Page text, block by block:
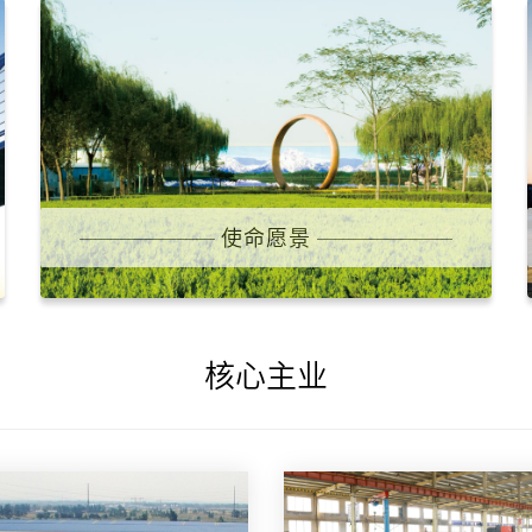
使命愿景
核心主业